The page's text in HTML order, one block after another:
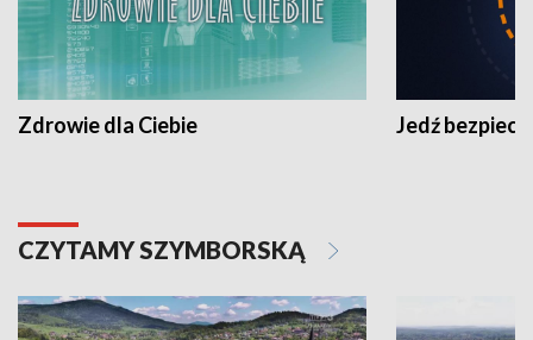
Zdrowie dla Ciebie Jedź
CZYTAMY SZYMBORSKĄ